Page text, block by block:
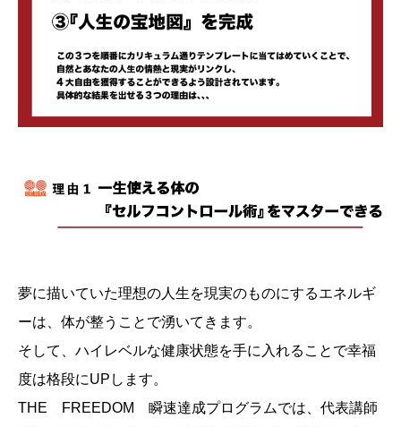
夢に描いていた理想の人生を現実のものにするエネルギ
ーは、体が整うことで湧いてきます。
そして、ハイレベルな健康状態を手に入れることで幸福
度は格段にUPします。
THE FREEDOM 瞬速達成プログラムでは、代表講師